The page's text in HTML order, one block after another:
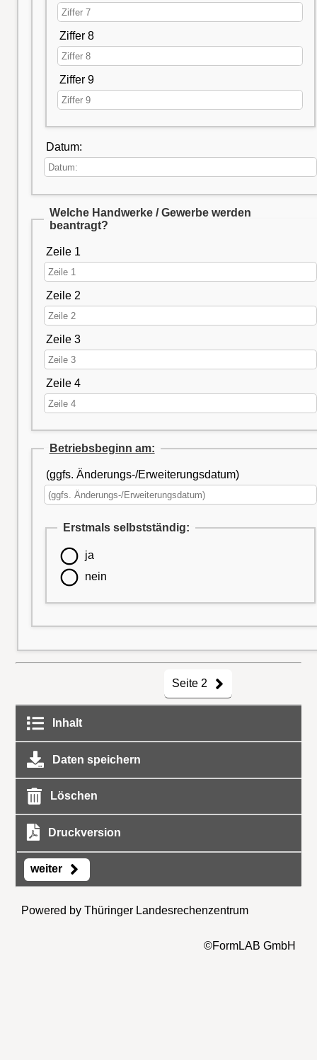
Ziffer 8
Ziffer 9
Datum:
Welche Handwerke / Gewerbe werden
beantragt?
Zeile 1
Zeile 2
Zeile 3
Zeile 4
Betriebsbeginn am:
(ggfs. Änderungs-/Erweiterungsdatum)
Erstmals selbstständig:
ja
nein
Seite 2
Inhalt
Daten speichern
Löschen
Druckversion
weiter
Powered by Thüringer Landesrechenzentrum
©FormLAB GmbH